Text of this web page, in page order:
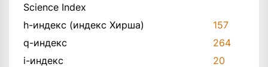
Science Index
h-индекс (индекс Хирша)
157
q-индекс
264
i-индекс
20